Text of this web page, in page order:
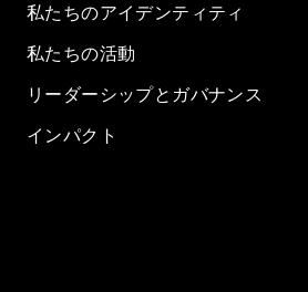
私たちのアイデンティティ
私たちの活動
リーダーシップとガバナンス
インパクト